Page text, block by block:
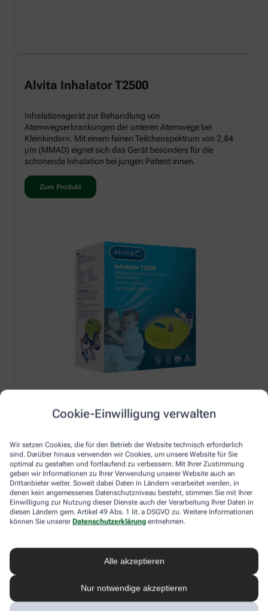
Cookie-Einwilligung verwalten
Wir setzen Cookies, die für den Betrieb der Website technisch erforderlich
sind. Darüber hinaus verwenden wir Cookies, um unsere Website für Sie
optimal zu gestalten und fortlaufend zu verbessern. Mit Ihrer Zustimmung
geben wir Informationen zu Ihrer Verwendung unserer Website auch an
Drittanbieter weiter. Soweit dabei Daten in Ländern verarbeitet werden, in
denen kein angemessenes Datenschutzniveau besteht, stimmen Sie mit Ihrer
Einwilligung zur Nutzung dieser Dienste auch der Verarbeitung Ihrer Daten in
diesen Ländern gem. Artikel 49 Abs. 1 lit. a DSGVO zu. Weitere Informationen
können Sie unserer Datenschutzerklärung entnehmen.
Alle akzeptieren
Nur notwendige akzeptieren
Alvita Inhalator T2500
Inhalationsgerät zur Behandlung von
Atemwegserkrankungen der unteren Atemwege bei
Kleinkindern. Mit einem feinen Teilchenspektrum von 2,84
μm (MMAD) eignet sich das Gerät besonders für die
schonende Inhalation bei jungen Patient:innen.
Zum Produkt